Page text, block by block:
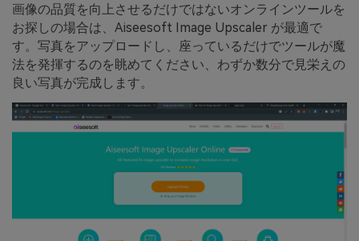
画像の品質を向上させるだけではないオンラインツールを
お探しの場合は、Aiseesoft Image Upscaler が最適で
す。写真をアップロードし、座っているだけでツールが魔
法を発揮するのを眺めてください、わずか数分で見栄えの
良い写真が完成します。